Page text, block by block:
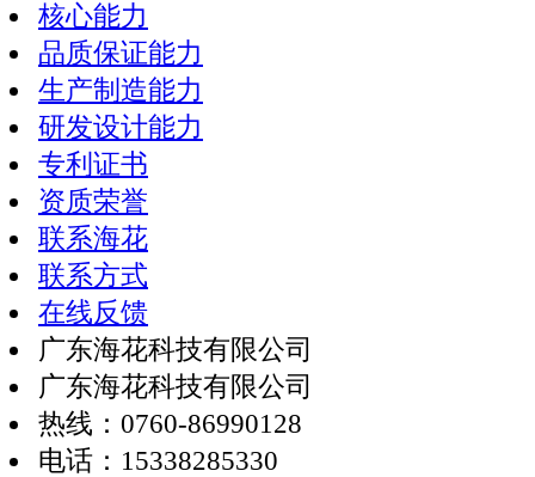
核心能力
品质保证能力
生产制造能力
研发设计能力
专利证书
资质荣誉
联系海花
联系方式
在线反馈
广东海花科技有限公司
广东海花科技有限公司
热线：0760-86990128
电话：15338285330